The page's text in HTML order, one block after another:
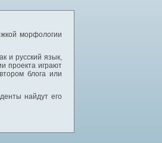
морфологии
и русский язык,
проекта играют
блога или
найдут его